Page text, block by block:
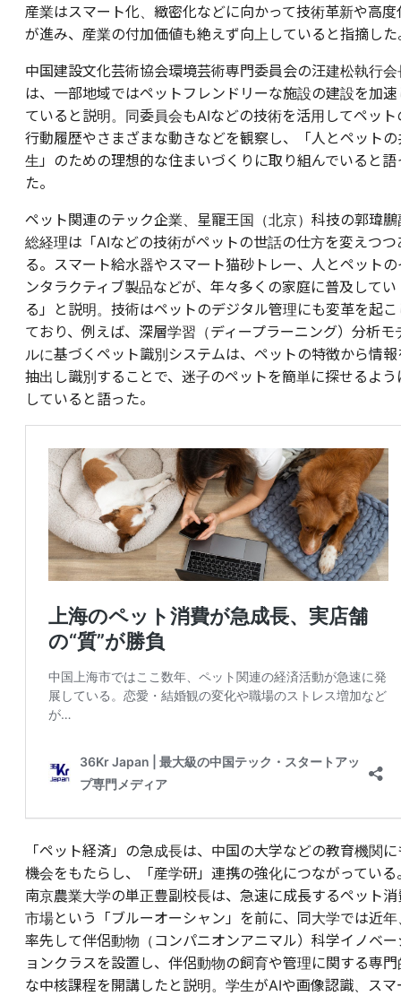
産業はスマート化、緻密化などに向かって技術革新や高度
が進み、産業の付加価値も絶えず向上していると指摘した
中国建設文化芸術協会環境芸術専門委員会の汪建松執行会
は、一部地域ではペットフレンドリーな施設の建設を加速
ていると説明。同委員会もAIなどの技術を活用してペット
行動履歴やさまざまな動きなどを観察し、「人とペットの
生」のための理想的な住まいづくりに取り組んでいると語
た。
ペット関連のテック企業、星寵王国（北京）科技の郭瑋鵬
総経理は「AIなどの技術がペットの世話の仕方を変えつつ
る。スマート給水器やスマート猫砂トレー、人とペットの
ンタラクティブ製品などが、年々多くの家庭に普及してい
る」と説明。技術はペットのデジタル管理にも変革を起こ
ており、例えば、深層学習（ディープラーニング）分析モ
ルに基づくペット識別システムは、ペットの特徴から情報
抽出し識別することで、迷子のペットを簡単に探せるよう
していると語った。
「ペット経済」の急成長は、中国の大学などの教育機関に
機会をもたらし、「産学研」連携の強化につながっている
南京農業大学の単正豊副校長は、急速に成長するペット消
市場という「ブルーオーシャン」を前に、同大学では近年
率先して伴侶動物（コンパニオンアニマル）科学イノベー
ョンクラスを設置し、伴侶動物の飼育や管理に関する専門
な中核課程を開講したと説明。学生がAIや画像認識、スマ